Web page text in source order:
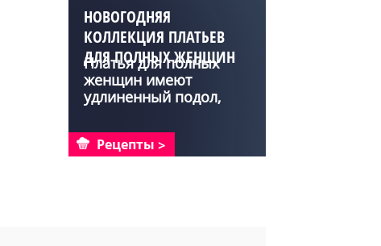
НОВОГОДНЯЯ
КОЛЛЕКЦИЯ ПЛАТЬЕВ
ДЛЯ ПОЛНЫХ ЖЕНЩИН
Платья для полных
женщин имеют
удлиненный подол,
Рецепты